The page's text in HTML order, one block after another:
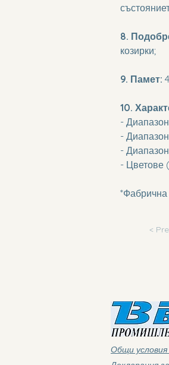
8.
козирки;
9. Памет:
10.
-
-
-
- Цветове
<
Общи